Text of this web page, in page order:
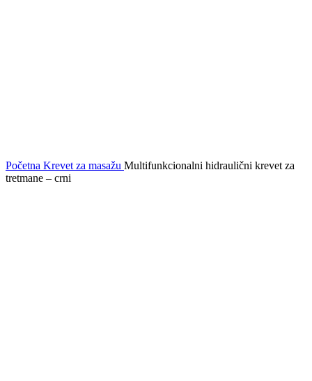
Početna Krevet za masažu Multifunkcionalni hidraulični krevet za
tretmane – crni